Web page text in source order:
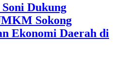
Dukung
Sokong
Ekonomi Daerah di